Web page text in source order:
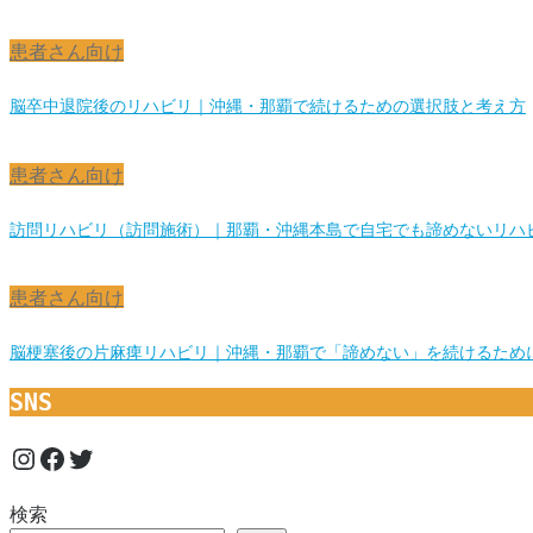
患者さん向け
脳卒中退院後のリハビリ｜沖縄・那覇で続けるための選択肢と考え方
患者さん向け
訪問リハビリ（訪問施術）｜那覇・沖縄本島で自宅でも諦めないリハ
患者さん向け
脳梗塞後の片麻痺リハビリ｜沖縄・那覇で「諦めない」を続けるため
SNS
Instagram
Facebook
Twitter
検索